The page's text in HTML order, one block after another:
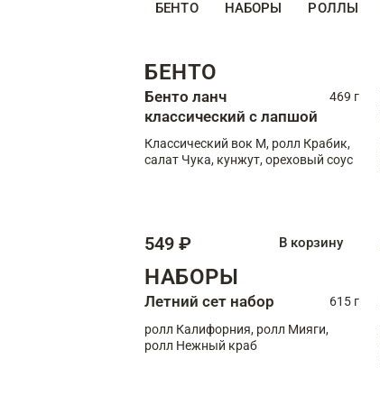
БЕНТО НАБОРЫ РОЛЛЫ
БЕНТО
Бенто ланч
классический с лапшой
469 г
Классический вок М, ролл Крабик,
салат Чука, кунжут, ореховый соус
549 ₽ В корзину
НАБОРЫ
Летний сет набор
615 г
ролл Калифорния, ролл Мияги,
ролл Нежный краб